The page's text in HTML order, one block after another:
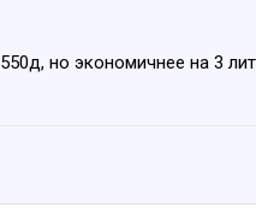
но экономичнее на 3